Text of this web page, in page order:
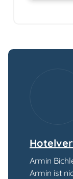
Armin
Armin ist